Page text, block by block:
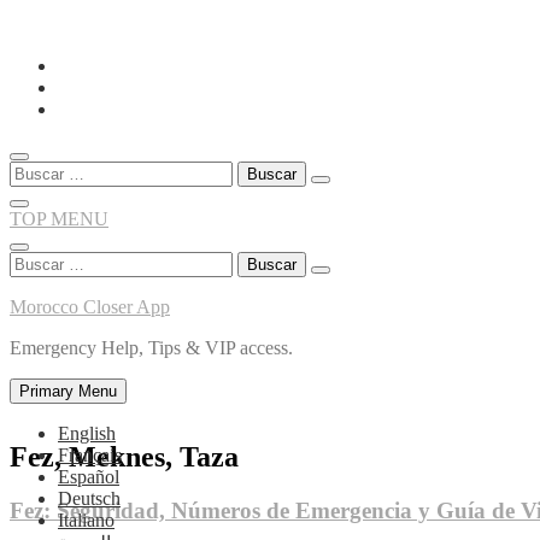
Skip
content
Buscar:
TOP MENU
Buscar:
Morocco Closer App
Emergency Help, Tips & VIP access.
Primary Menu
English
Français
Español
Deutsch
Italiano
Fez, Meknes, Taza
Fez: Seguridad, Números de Emergencia y Guía de